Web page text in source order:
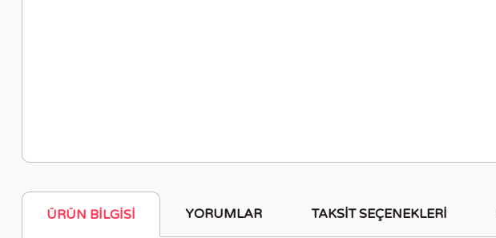
ÜRÜN BILGISI YORUMLAR TAKSIT SEÇENEKLERI